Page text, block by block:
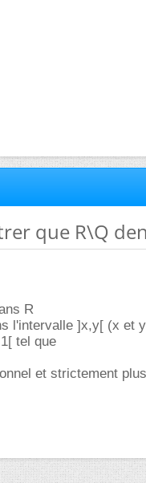
que R\Q
R
l'intervalle ]x,y[ (x et
tel que
et strictement